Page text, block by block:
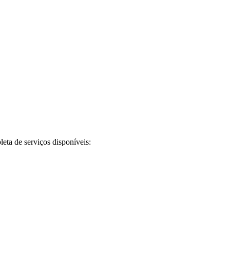
de serviços disponíveis: